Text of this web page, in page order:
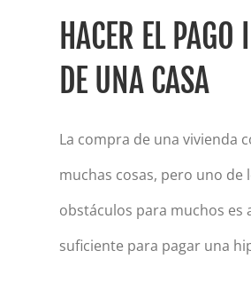
HACER EL
DE UNA CASA
La compra de una vivienda
muchas cosas, pero uno de
obstáculos para muchos es
suficiente para pagar una